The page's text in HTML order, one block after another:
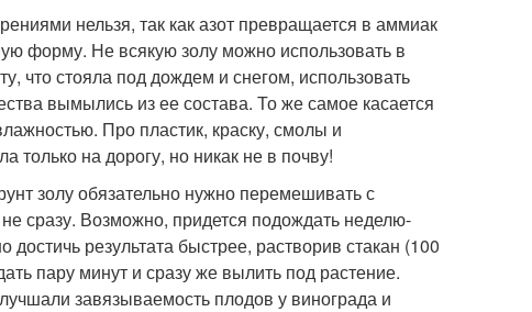
нельзя, так как азот превращается в аммиак
форму. Не всякую золу можно использовать в
что стояла под дождем и снегом, использовать
вымылись из ее состава. То же самое касается
Про пластик, краску, смолы и
только на дорогу, но никак не в почву!
золу обязательно нужно перемешивать с
сразу. Возможно, придется подождать неделю-
результата быстрее, растворив стакан (100
пару минут и сразу же вылить под растение.
завязываемость плодов у винограда и